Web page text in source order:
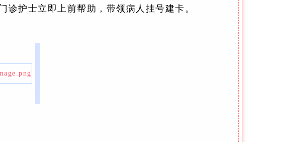
护士立即上前帮助，带领病人挂号建卡。